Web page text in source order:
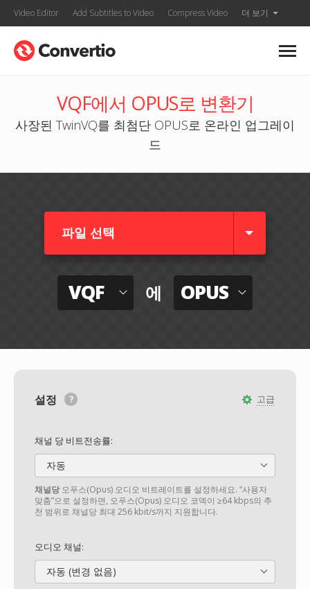
Video Editor Add Subtitles to Video Compress Video 더 보기
VQF에서 OPUS로 변환기
사장된 TwinVQ를 최첨단 OPUS로 온라인 업그레이
드
파일 선택
VQF 에 OPUS
고급
설정
채널 당 비트전송률:
자동
채널당 오푸스(Opus) 오디오 비트레이트를 설정하세요. “사용자
맞춤”으로 설정하면, 오푸스(Opus) 오디오 코덱이 ≥64 kbps의 추
천 범위로 채널당 최대 256 kbit/s까지 지원합니다.
오디오 채널:
자동 (변경 없음)